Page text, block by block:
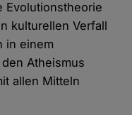
Evolutionstheorie
kulturellen Verfall
in einem
Atheismus
allen Mitteln